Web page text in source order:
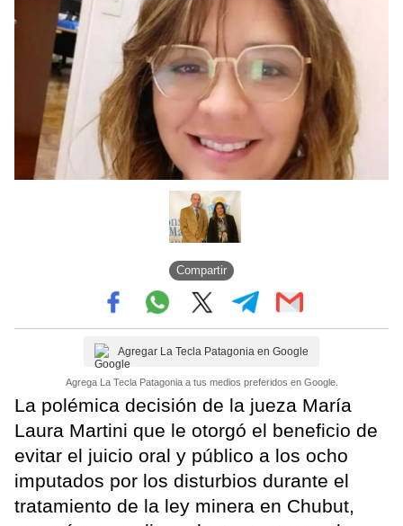
Compartir
Agregar La Tecla Patagonia en Google
Agrega La Tecla Patagonia a tus medios preferidos en Google.
La polémica decisión de la jueza María
Laura Martini que le otorgó el beneficio de
evitar el juicio oral y público a los ocho
imputados por los disturbios durante el
tratamiento de la ley minera en Chubut,